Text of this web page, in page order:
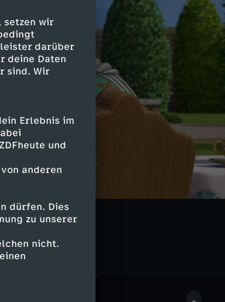
setzen wir
darüber
deine Daten
sind. Wir
Erlebnis im
und
anderen
dürfen. Dies
zu unserer
nicht.